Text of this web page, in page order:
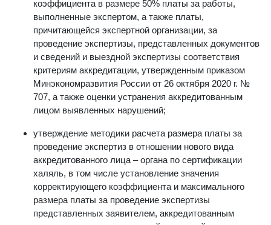
коэффициента в размере 50% платы за работы,
выполненные экспертом, а также платы,
причитающейся экспертной организации, за
проведение экспертизы, представленных документов
и сведений и выездной экспертизы соответствия
критериям аккредитации, утвержденным приказом
Минэкономразвития России от 26 октября 2020 г. №
707, а также оценки устранения аккредитованным
утверждение методики расчета размера платы за
проведение экспертиз в отношении нового вида
аккредитованного лица – органа по сертификации
халяль, в том числе установление значения
корректирующего коэффициента и максимального
размера платы за проведение экспертизы